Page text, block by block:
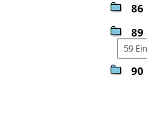
86
89
59
90